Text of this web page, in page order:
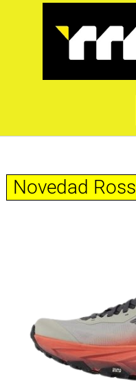
Novedad